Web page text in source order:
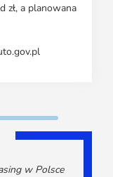
zł, a planowana
w Polsce